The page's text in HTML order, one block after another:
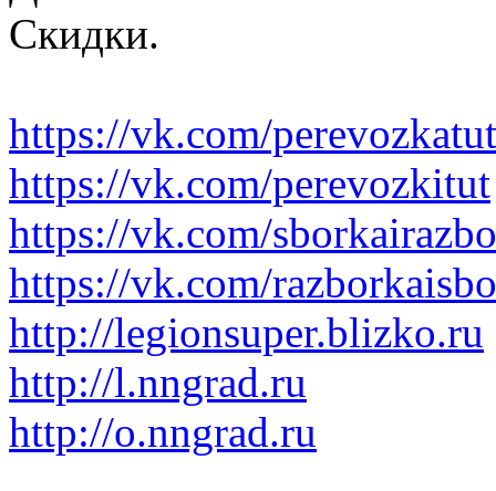
Скидки.
https://vk.com/perevozkatut
https://vk.com/perevozkitut
https://vk.com/
https://vk.com/
http://legionsuper.blizko.ru
http://l.nngrad.ru
http://o.nngrad.ru